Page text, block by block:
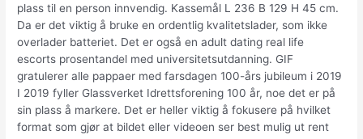
plass til en person innvendig. Kassemål L 236 B 129 H 45 cm.
Da er det viktig å bruke en ordentlig kvalitetslader, som ikke
overlader batteriet. Det er også en adult dating real life
escorts prosentandel med universitetsutdanning. GIF
gratulerer alle pappaer med farsdagen 100-års jubileum i 2019
I 2019 fyller Glassverket Idrettsforening 100 år, noe det er på
sin plass å markere. Det er heller viktig å fokusere på hvilket
format som gjør at bildet eller videoen ser best mulig ut rent